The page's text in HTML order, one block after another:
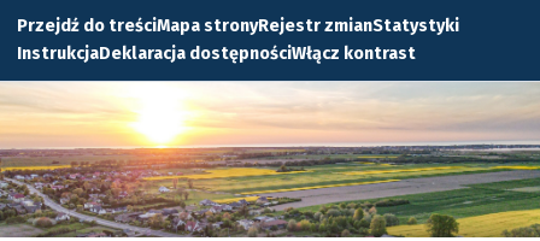
Przejdź do treściMapa stronyRejestr zmianStatystyki
InstrukcjaDeklaracja dostępnościWłącz kontrast